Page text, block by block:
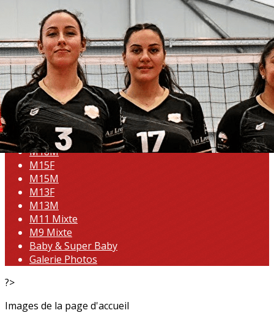
Exporter les lignes sélectionnées
Exporter toutes les colonnes
Exporter uniquement les colonnes affichées
Menu
<
M21F CDF
M18F
M18M
M15F
M15M
M13F
M13M
M11 Mixte
M9 Mixte
Baby & Super Baby
Galerie Photos
?>
Images de la page d'accueil